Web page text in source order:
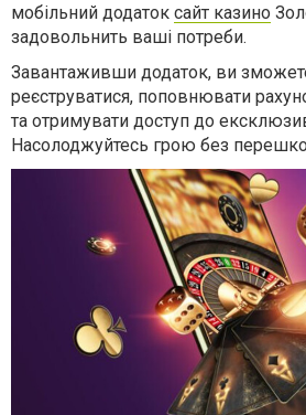
мобільний додаток сайт казино
задовольнить ваші потреби.
Завантаживши додаток, ви
реєструватися, поповнювати
та отримувати доступ до
Насолоджуйтесь грою без